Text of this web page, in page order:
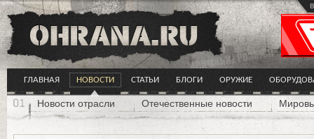
ГЛАВНАЯ НОВОСТИ СТАТЬИ БЛОГИ ОРУЖИЕ
Новости отрасли Отечественные новости